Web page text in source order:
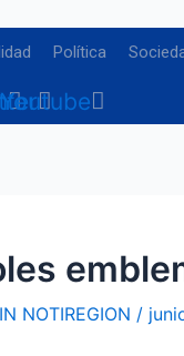
Política
Youtube
NOTIREGION /